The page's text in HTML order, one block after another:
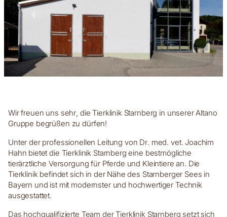
Wir freuen uns sehr, die Tierklinik Starnberg in unserer Altano
Gruppe begrüßen zu dürfen!
Unter der professionellen Leitung von Dr. med. vet. Joachim
Hahn bietet die Tierklinik Starnberg eine bestmögliche
tierärztliche Versorgung für Pferde und Kleintiere an. Die
Tierklinik befindet sich in der Nähe des Starnberger Sees in
Bayern und ist mit modernster und hochwertiger Technik
ausgestattet.
Das hochqualifizierte Team der Tierklinik Starnberg setzt sich